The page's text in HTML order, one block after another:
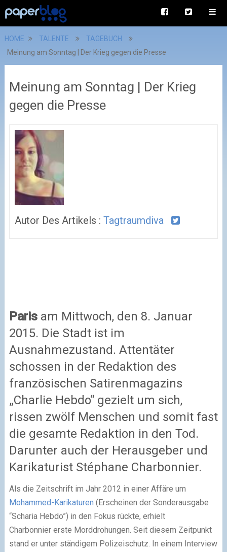
HOME TALENTE
TAGEBUCH
Meinung am Sonntag | Der Krieg gegen die Presse
Meinung am Sonntag | Der Krieg
gegen die Presse
Autor Des Artikels : Tagtraumdiva
Parisam Mittwoch, den 8. Januar
2015. Die Stadt ist im
Ausnahmezustand. Attentäter
schossen in der Redaktion des
französischen Satirenmagazins
„Charlie Hebdo“ gezielt um sich,
rissen zwölf Menschen und somit fast
die gesamte Redaktion in den Tod.
Darunter auch der Herausgeber und
Karikaturist Stéphane Charbonnier.
Als die Zeitschrift im Jahr 2012 in einer Affäre um
Mohammed-Karikaturen (Erscheinen der Sonderausgabe
“Scharia Hebdo”) in den Fokus rückte, erhielt
Charbonnier erste Morddrohungen. Seit diesem Zeitpunkt
stand er unter ständigem Polizeischutz. In einem Interview